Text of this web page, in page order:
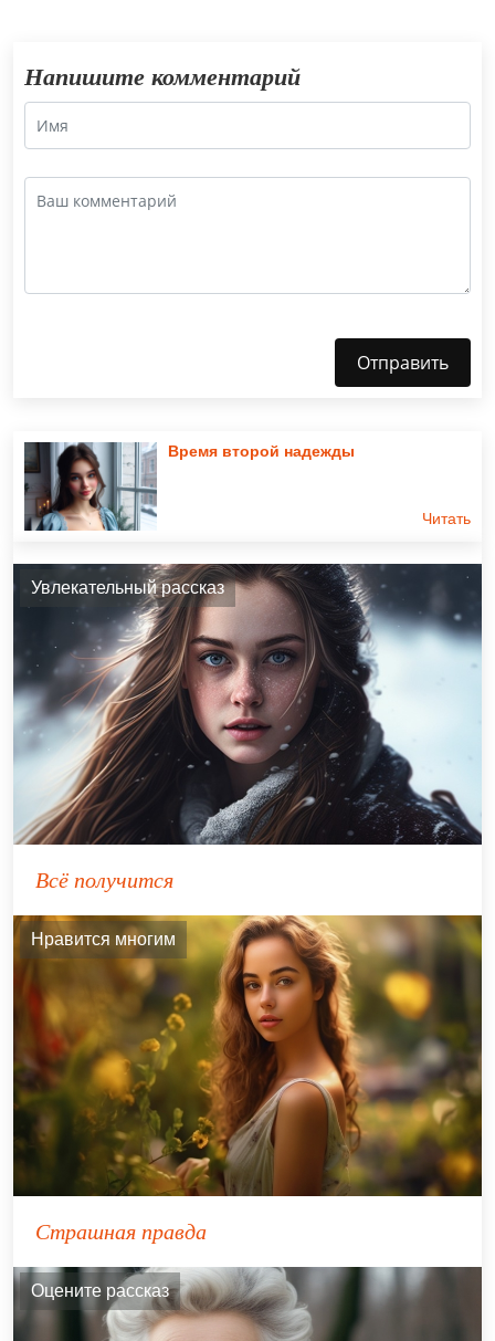
Напишите комментарий
Отправить
Время второй надежды
Читать
Увлекательный рассказ
Всё получится
Нравится многим
Страшная правда
Оцените рассказ